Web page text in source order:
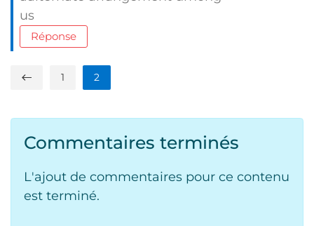
us
Réponse
1 2
Commentaires terminés
L'ajout de commentaires pour ce contenu
est terminé.